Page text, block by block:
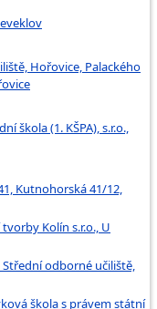
Hořovice, Palackého
škola (1. KŠPA), s.r.o.,
Kutnohorská 41/12,
Kolín s.r.o., U
odborné učiliště,
škola s právem státní